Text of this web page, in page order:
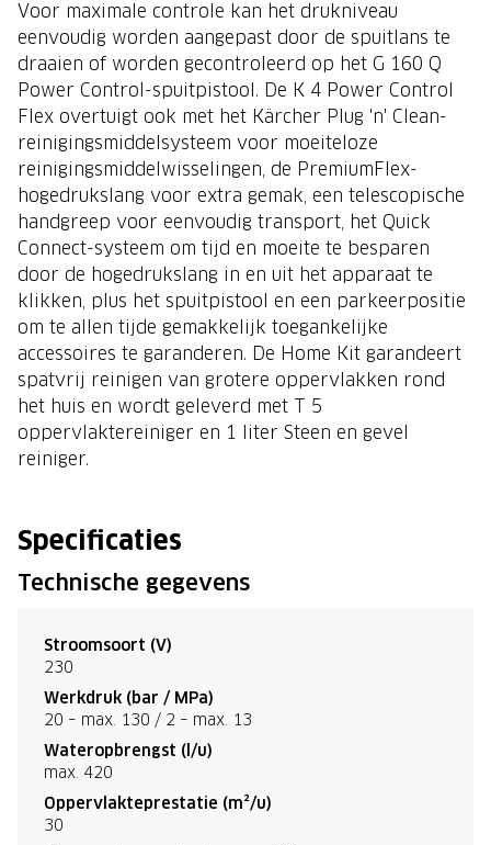
Voor maximale controle kan het drukniveau
eenvoudig worden aangepast door de spuitlans te
draaien of worden gecontroleerd op het G 160 Q
Power Control-spuitpistool. De K 4 Power Control
Flex overtuigt ook met het Kärcher Plug 'n' Clean-
reinigingsmiddelsysteem voor moeiteloze
reinigingsmiddelwisselingen, de PremiumFlex-
hogedrukslang voor extra gemak, een telescopische
handgreep voor eenvoudig transport, het Quick
Connect-systeem om tijd en moeite te besparen
door de hogedrukslang in en uit het apparaat te
klikken, plus het spuitpistool en een parkeerpositie
om te allen tijde gemakkelijk toegankelijke
accessoires te garanderen. De Home Kit garandeert
spatvrij reinigen van grotere oppervlakken rond
het huis en wordt geleverd met T 5
oppervlaktereiniger en 1 liter Steen en gevel
reiniger.
Specificaties
Technische gegevens
Stroomsoort (V)
230
Werkdruk (bar / MPa)
20 – max. 130 / 2 – max. 13
Wateropbrengst (l/u)
max. 420
Oppervlakteprestatie (m²/u)
30